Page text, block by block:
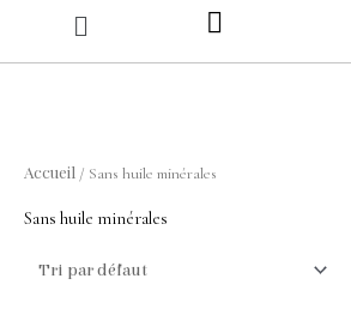
Menu
Accueil / Sans huile minérales
Sans huile minérales